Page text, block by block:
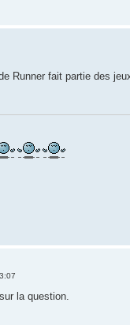
Runner fait partie des
la question.